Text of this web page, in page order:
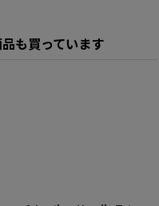
も買っています